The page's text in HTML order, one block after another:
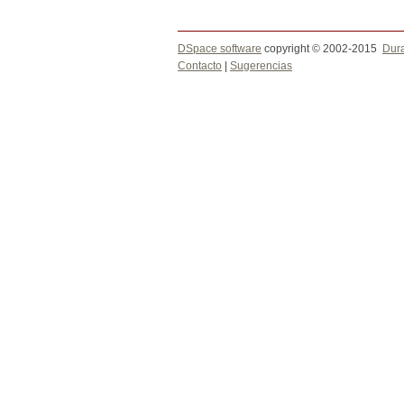
DSpace software copyright © 2002-2015
Contacto
Sugerencias